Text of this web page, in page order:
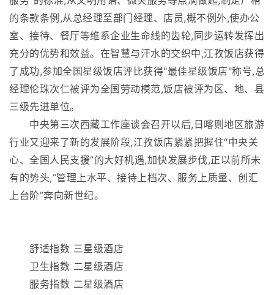
的条款条例,从总经理至部门经理、店员,概不例外,使办公
室、接待、餐厅等维系企业生命线的齿轮,同步运转发挥出
充分的优势和效益。在智慧与汗水的交织中,江孜饭店获得
了成功,参加全国星级饭店评比获得"最佳星级饭店"称号,总
经理伦珠次仁被评为全国劳动模范,饭店被评为区、地、县
三级先进单位。
中央第三次西藏工作座谈会召开以后,日喀则地区旅游
行业又迎来了新的发展阶段,江孜饭店紧紧把握住“中央关
心、全国人民支援”的大好机遇,加快发展步伐,正以前所未
有的势头,“管理上水平、接待上档次、服务上质量、创汇
上台阶”奔向新世纪。
舒适指数 三星级酒店
卫生指数 二星级酒店
服务指数 二星级酒店